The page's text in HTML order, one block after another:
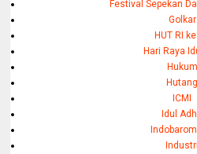
Festival Sepekan
Golkar
HUT RI
Hari Raya
Hukum
Hutang
ICMI
Idul
Industri